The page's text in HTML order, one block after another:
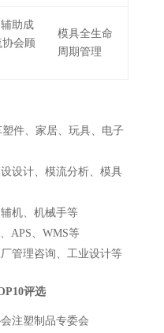
助成
会顾
模具全生命
周期管理
件、家居、玩具、电子
设计、模流分析、模具
机、机械手等
APS、WMS等
管理咨询、工业设计等
评选
注塑制品专委会